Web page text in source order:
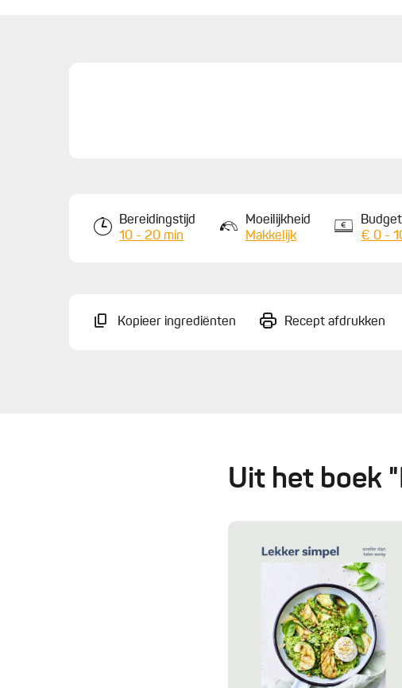
Bereidingstijd
10 - 20 min
Moeilijkheid
Makkelijk
Budget
€ 0 -
Kopieer ingrediënten Recept afdrukken
Uit het boek